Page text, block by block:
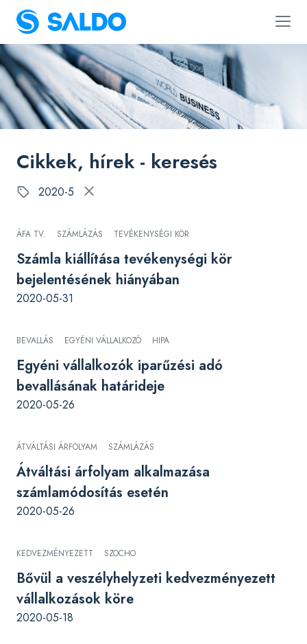
Cikkek, hírek - keresés
2020-5
ÁFA TV. SZÁMLÁZÁS TEVÉKENYSÉGI KÖR
Számla kiállítása tevékenységi kör
bejelentésének hiányában
2020-05-31
BEVALLÁS EGYÉNI VÁLLALKOZÓ HIPA
Egyéni vállalkozók iparűzési adó
bevallásának határideje
2020-05-26
ÁTVÁLTÁSI ÁRFOLYAM SZÁMLÁZÁS
Átváltási árfolyam alkalmazása
számlamódosítás esetén
2020-05-26
KEDVEZMÉNYEZETT SZOCHO
Bővül a veszélyhelyzeti kedvezményezett
vállalkozások köre
2020-05-18